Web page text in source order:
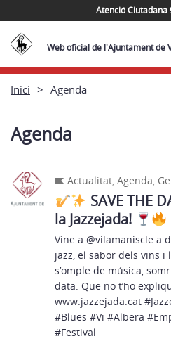
Atenció Ciutadana
Web oficial de l'Ajuntament de
Inici Agenda
Agenda
Actualitat,Agenda,
SAVE THE
la Jazzejada!
Vine a @vilamaniscle a
jazz, el sabor dels vins i
s’omple de música,
data. Que no t’ho
www.jazzejada.cat
#Blues #Vi #Albera
#Festival